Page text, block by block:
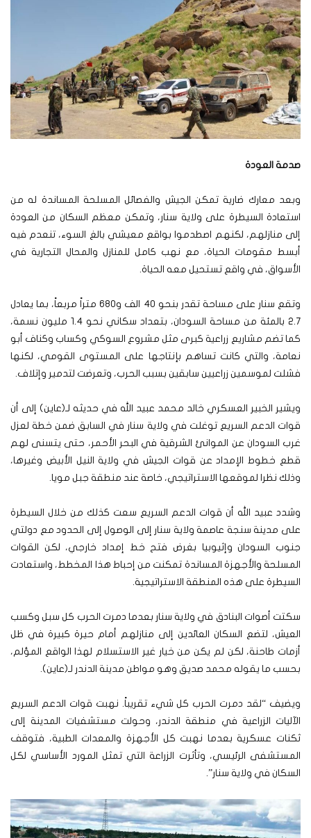
صدمة العودة
وبعد معارك ضارية تمكن الجيش والفصائل المسلحة المساندة له من
استعادة السيطرة على ولاية سنار، وتمكن معظم السكان من العودة
إلى منازلهم، لكنهم اصطدموا بواقع معيشي بالغ السوء، تنعدم فيه
أبسط مقومات الحياة، مع نهب كامل للمنازل والمحال التجارية في
الأسواق، في واقع تستحيل معه الحياة.
وتقع سنار على مساحة تقدر بنحو 40 الف و680 متراً مربعاً، بما يعادل
2.7 بالمئة من مساحة السودان، بتعداد سكاني نحو 1.4 مليون نسمة،
كما تضم مشاريع زراعية كبرى مثل مشروع السوكي وكساب وكناف أبو
نعامة، والتي كانت تساهم بإنتاجها على المستوى القومي، لكنها
فشلت لموسمين زراعيين سابقين بسبب الحرب، وتعرضت لتدمير وإتلاف.
ويشير الخبير العسكري خالد محمد عبيد الله في حديثه لـ(عاين) إلى أن
قوات الدعم السريع توغلت في ولاية سنار في السابق ضمن خطة لعزل
غرب السودان عن الموانئ الشرقية في البحر الأحمر، حتى يتسنى لهم
قطع خطوط الإمداد عن قوات الجيش في ولاية النيل الأبيض وغيرها،
وذلك نظرا لموقعها الاستراتيجي، خاصة عند منطقة جبل مويا.
وشدد عبيد الله أن قوات الدعم السريع سعت كذلك من خلال السيطرة
على مدينة سنجة عاصمة ولاية سنار إلى الوصول إلى الحدود مع دولتي
جنوب السودان وإثيوبيا بغرض فتح خط إمداد خارجي، لكن القوات
المسلحة والأجهزة المساندة تمكنت من إحباط هذا المخطط، واستعادت
السيطرة على هذه المنطقة الاستراتيجية.
سكتت أصوات البنادق في ولاية سنار بعدما دمرت الحرب كل سبل وكسب
العيش، لتضع السكان العائدين إلى منازلهم أمام حيرة كبيرة في ظل
أزمات طاحنة، لكن لم يكن من خيار غير الاستسلام لهذا الواقع المؤلم،
بحسب ما يقوله محمد صديق وهو مواطن مدينة الدندر لـ(عاين).
ويضيف “لقد دمرت الحرب كل شيء تقريباً. نهبت قوات الدعم السريع
الآليات الزراعية في منطقة الدندر، وحولت مستشفيات المدينة إلى
ثكنات عسكرية بعدما نهبت كل الأجهزة والمعدات الطبية، فتوقف
المستشفى الرئيسي، وتأثرت الزراعة التي تمثل المورد الأساسي لكل
السكان في ولاية سنار”.